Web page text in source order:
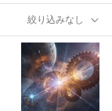
絞り込みなし